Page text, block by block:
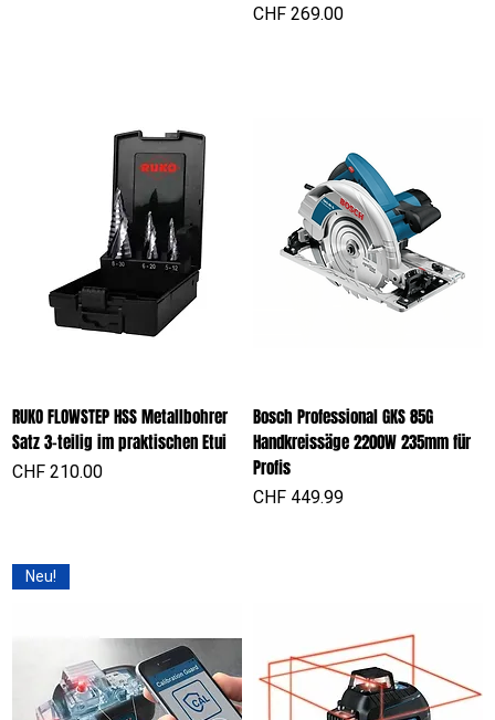
Preis
CHF 269.00
RUKO FLOWSTEP HSS Metallbohrer
Satz 3-teilig im praktischen Etui
Preis
CHF 210.00
Bosch Professional GKS 85G
Handkreissäge 2200W 235mm für
Profis
Preis
CHF 449.99
Neu!